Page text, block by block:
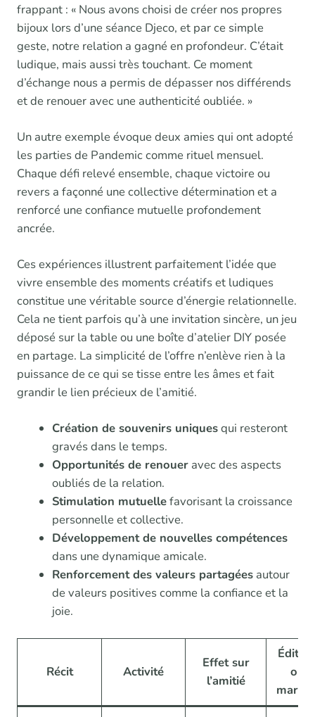
frappant : « Nous avons choisi de créer nos propres
bijoux lors d’une séance Djeco, et par ce simple
geste, notre relation a gagné en profondeur. C’était
ludique, mais aussi très touchant. Ce moment
d’échange nous a permis de dépasser nos différends
et de renouer avec une authenticité oubliée. »
Un autre exemple évoque deux amies qui ont adopté
les parties de Pandemic comme rituel mensuel.
Chaque défi relevé ensemble, chaque victoire ou
revers a façonné une collective détermination et a
renforcé une confiance mutuelle profondement
ancrée.
Ces expériences illustrent parfaitement l’idée que
vivre ensemble des moments créatifs et ludiques
constitue une véritable source d’énergie relationnelle.
Cela ne tient parfois qu’à une invitation sincère, un jeu
déposé sur la table ou une boîte d’atelier DIY posée
en partage. La simplicité de l’offre n’enlève rien à la
puissance de ce qui se tisse entre les âmes et fait
grandir le lien précieux de l’amitié.
Création de souvenirs uniquesqui resteront
gravés dans le temps.
Opportunités de renoueravec des aspects
oubliés de la relation.
Stimulation mutuellefavorisant la croissance
personnelle et collective.
Développement de nouvelles compétences
dans une dynamique amicale.
Renforcement des valeurs partagéesautour
de valeurs positives comme la confiance et la
joie.
Récit Activité
Effet sur
l’amitié
ou